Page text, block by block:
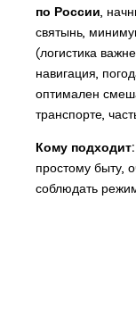
по России ,
святынь,
(логистика
навигация,
оптимален
транспорте,
Кому подходит:
простому быту,
соблюдать